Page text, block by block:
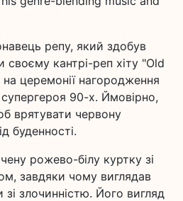
репу, який здобув
своєму кантрі-реп хіту "Old
церемонії нагородження
90-х. Ймовірно,
врятувати червону
буденності.
рожево-білу куртку зі
завдяки чому виглядав
злочинністю. Його вигляд